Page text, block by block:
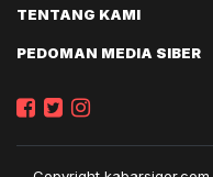
TENTANG KAMI
PEDOMAN MEDIA SIBER